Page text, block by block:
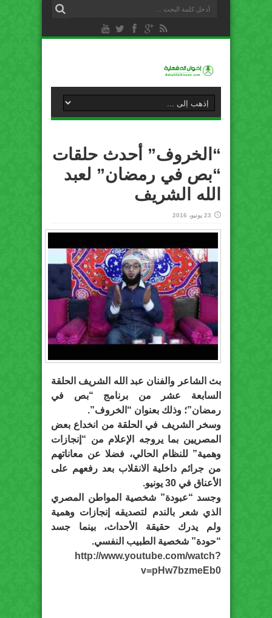
“الخروف” أحدث حلقات
“بص في رمضان” لعبد
الله الشريف
23 يونيو، 2016
بث الشاعر والفنان عبد الله الشريف الحلقة
السابعة عشر من برنامج “بص في
رمضان”؛ وذلك بعنوان “الخروف”.
وسخر الشريف في الحلقة من انخداع بعض
المصريين بما يروجه الإعلام من “إنجازات
وهمية” للنظام الحالي، فضلا عن معاناتهم
من جرائم داخلية الانقلاب بعد رفعهم على
الأعناق في 30 يونيو.
وجسد “عبودة” شخصية المواطن المصري
الذي شعر بالندم لتصديقه إنجازات وهمية
ولم يدرك حقيقة الأحداث، بينما جسد
“حودة” شخصية الطبيب النفسي.
http://www.youtube.com/watch?
v=pHw7bzmeEb0